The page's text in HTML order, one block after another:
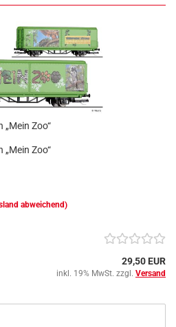
„Mein Zoo“
„Mein Zoo“
abweichend)
29,50 EUR
inkl. 19% MwSt. zzgl. Versand